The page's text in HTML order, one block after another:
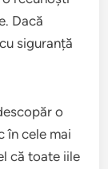
Dacă
siguranță
o
în cele mai
că toate iile